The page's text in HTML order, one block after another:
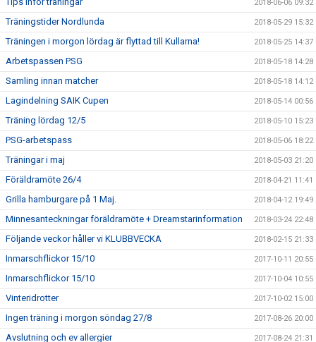
2018-06-06 09:32
Träningstider Nordlunda 2018-05-29 15:32
Träningen i morgon lördag är flyttad till Kullarna! 2018-05-25 14:37
Arbetspassen PSG 2018-05-18 14:28
Samling innan matcher 2018-05-18 14:12
Lagindelning SAIK Cupen 2018-05-14 00:56
Träning lördag 12/5 2018-05-10 15:23
PSG-arbetspass 2018-05-06 18:22
Träningar i maj 2018-05-03 21:20
Föräldramöte 26/4 2018-04-21 11:41
Grilla hamburgare på 1 Maj. 2018-04-12 19:49
Minnesanteckningar föräldramöte + Dreamstarinformation 2018-03-24 22:48
Följande veckor håller vi KLUBBVECKA 2018-02-15 21:33
Inmarschflickor 15/10 2017-10-11 20:55
Inmarschflickor 15/10 2017-10-04 10:55
Vinteridrotter 2017-10-02 15:00
Ingen träning i morgon söndag 27/8 2017-08-26 20:00
Avslutning och ev allergier 2017-08-24 21:31